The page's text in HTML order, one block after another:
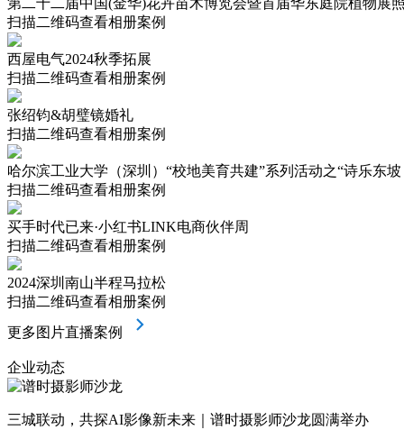
第二十二届中国(金华)花卉苗木博览会暨首届华东庭院植物展
扫描二维码查看相册案例
西屋电气2024秋季拓展
扫描二维码查看相册案例
张绍钧&胡璧镜婚礼
扫描二维码查看相册案例
哈尔滨工业大学（深圳）“校地美育共建”系列活动之“诗乐东
扫描二维码查看相册案例
买手时代已来·小红书LINK电商伙伴周
扫描二维码查看相册案例
2024深圳南山半程马拉松
扫描二维码查看相册案例
更多图片直播案例
企业动态
三城联动，共探AI影像新未来｜谱时摄影师沙龙圆满举办